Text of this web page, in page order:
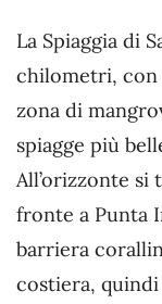
La Spiaggia di
chilometri, con
zona di
spiagge più
All’orizzonte si
fronte a Punta
barriera
costiera, quindi